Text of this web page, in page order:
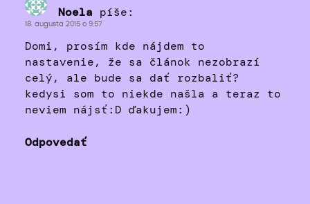
Noela píše:
18. augusta 2015 o 9:57
Domi, prosím kde nájdem to
nastavenie, že sa článok nezobrazí
celý, ale bude sa dať rozbaliť?
kedysi som to niekde našla a teraz to
neviem nájsť:D ďakujem:)
Odpovedať